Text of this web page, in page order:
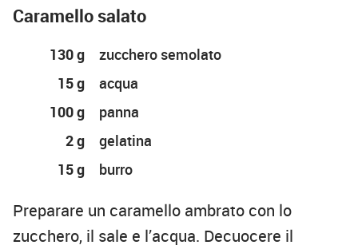
Caramello salato
130 g
zucchero semolato
15 g
acqua
100 g
panna
2 g
gelatina
15 g
burro
Preparare un caramello ambrato con lo
zucchero, il sale e l’acqua. Decuocere il